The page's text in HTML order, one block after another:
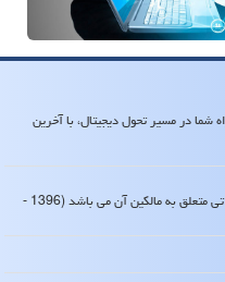
در مسیر تحول دیجیتال، با آخرین
ict-pars.ir - مالکیت معنوی سایت پارس آی سی تی متعلق به مالکین آن می باشد (1396 -